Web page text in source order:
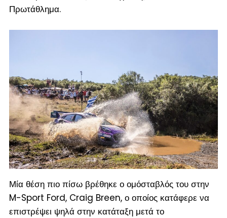
Πρωτάθλημα.
Μία θέση πιο πίσω βρέθηκε ο ομόσταβλός του στην
M-Sport Ford, Craig Breen, ο οποίος κατάφερε να
επιστρέψει ψηλά στην κατάταξη μετά το